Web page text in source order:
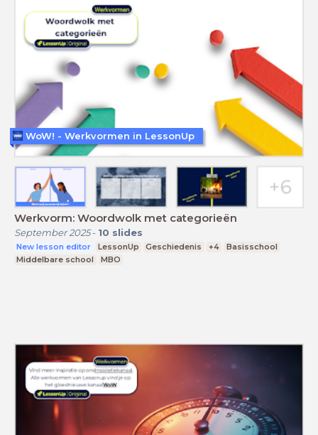
Werkvorm: Woordwolk met categorieën
September 2025- 10 slides
New lesson editor LessonUp Geschiedenis +4
Basisschool
Middelbare school
MBO
WoW! - Werkvormen in LessonUp